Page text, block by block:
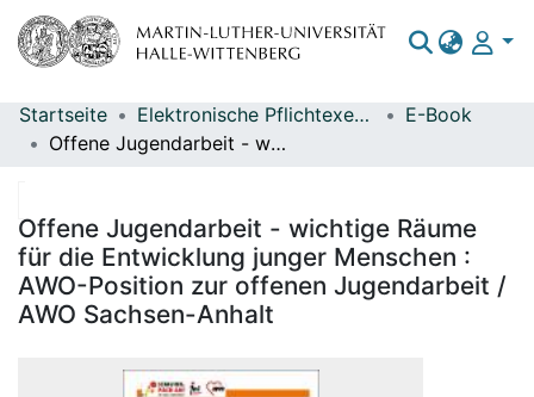
Bereiche & Sammlungen
Statistiken
Startseite Elektronische Pflichtexemplare
E-Book
Offene Jugendarbeit - wichtige Räume für die Entwicklung junger Menschen : AWO-Position zur offenen Jugendarbeit / AWO Sachsen-Anhalt
Offene Jugendarbeit - wichtige Räume
für die Entwicklung junger Menschen :
AWO-Position zur offenen Jugendarbeit /
AWO Sachsen-Anhalt